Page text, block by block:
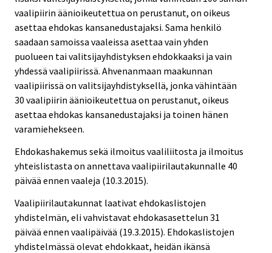
vaalipiirin äänioikeutettua on perustanut, on oikeus
asettaa ehdokas kansanedustajaksi. Sama henkilö
saadaan samoissa vaaleissa asettaa vain yhden
puolueen tai valitsijayhdistyksen ehdokkaaksi ja vain
yhdessä vaalipiirissä. Ahvenanmaan maakunnan
vaalipiirissä on valitsijayhdistyksellä, jonka vähintään
30 vaalipiirin äänioikeutettua on perustanut, oikeus
asettaa ehdokas kansanedustajaksi ja toinen hänen
varamiehekseen.
Ehdokashakemus sekä ilmoitus vaaliliitosta ja ilmoitus
yhteislistasta on annettava vaalipiirilautakunnalle 40
päivää ennen vaaleja (10.3.2015).
Vaalipiirilautakunnat laativat ehdokaslistojen
yhdistelmän, eli vahvistavat ehdokasasettelun 31
päivää ennen vaalipäivää (19.3.2015). Ehdokaslistojen
yhdistelmässä olevat ehdokkaat, heidän ikänsä